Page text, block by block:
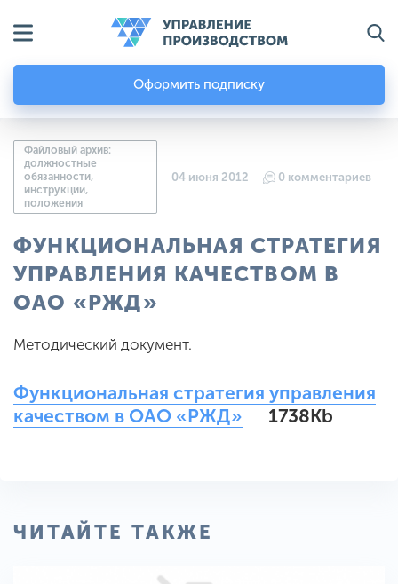
Оформить подписку
Файловый архив:
должностные
обязанности,
инструкции,
положения
04 июня 2012 0 комментариев
ФУНКЦИОНАЛЬНАЯ СТРАТЕГИЯ
УПРАВЛЕНИЯ КАЧЕСТВОМ В
ОАО «РЖД»
Методический документ.
Функциональная стратегия управления
качеством в ОАО «РЖД»
1738Kb
ЧИТАЙТЕ ТАКЖЕ